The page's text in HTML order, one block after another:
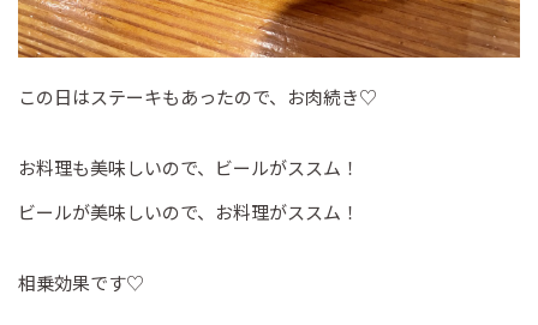
この日はステーキもあったので、お肉続き♡
お料理も美味しいので、ビールがススム！
ビールが美味しいので、お料理がススム！
相乗効果です♡